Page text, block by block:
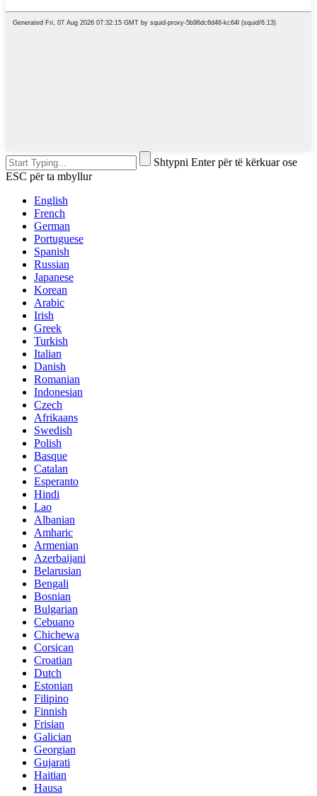
Shtypni Enter për të kërkuar ose
ESC për ta mbyllur
English
French
German
Portuguese
Spanish
Russian
Japanese
Korean
Arabic
Irish
Greek
Turkish
Italian
Danish
Romanian
Indonesian
Czech
Afrikaans
Swedish
Polish
Basque
Catalan
Esperanto
Hindi
Lao
Albanian
Amharic
Armenian
Azerbaijani
Belarusian
Bengali
Bosnian
Bulgarian
Cebuano
Chichewa
Corsican
Croatian
Dutch
Estonian
Filipino
Finnish
Frisian
Galician
Georgian
Gujarati
Haitian
Hausa